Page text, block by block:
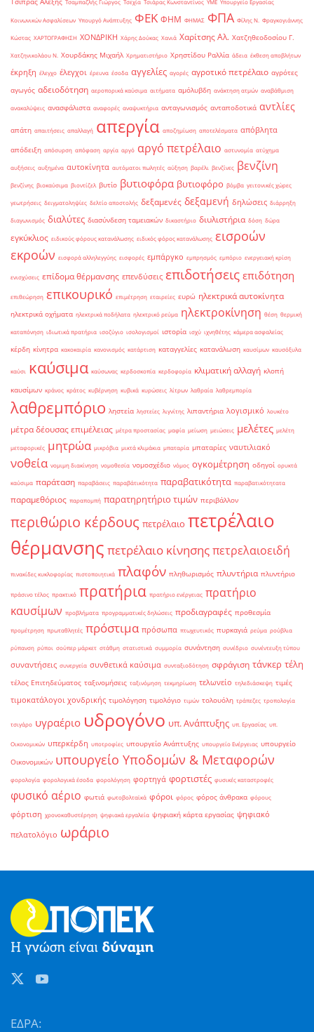
Τσαμπαζλής Γιώργος Τσεχία Τσιάρας Κωνσταντίνος ΥΜΕ Υπουργείο Εργασίας
Κοινωνικών Ασφαλίσεων Υπουργό Ανάπτυξης ΦΕΚ ΦΗΜ ΦΗΜΑΣ ΦΠΑ Φίλης Ν. Φραγκογιάννης
Κώστας ΧΑΡΤΟΓΡΑΦΗΣΗ ΧΟΝΔΡΙΚΗ Χάρης Δούκας Χανιά Χαρίτσης Αλ. Χατζηθεοδοσίου Γ.
Χατζηνικολάου Ν. Χουρδάκης Μιχαήλ Χρηματιστήριο Χρηστίδου Ραλλία άδεια έκθεση αποβλήτων
έκρηξη έλεγχο έλεγχοι έρευνα έσοδα αγγελίες αγορές αγροτικό πετρέλαιο αγρότες
αγωγός αδειοδότηση αεροπορικά καύσιμα αιτήματα αμόλυβδη ανάκτηση ατμών αναβάθμιση
ανακαλύψεις ανασφάλιστα αναφορές αναψυκτήρια ανταγωνισμός ανταποδοτικά αντλίες
απάτη απαιτήσεις απαλλαγή απεργία αποζημίωση αποτελέσματα απόβλητα
απόδειξη απόσυρση απόφαση αργία αργό αργό πετρέλαιο αστυνομία ατύχημα
αυξήσεις αυξημένα αυτοκίνητα αυτόματοι πωλητές αύξηση βαρέλι βενζίνες βενζίνη
βενζίνης βιοκαύσιμα βιοντίζελ βυτίο βυτιοφόρα βυτιοφόρο βόμβα γειτονικές χώρες
γεωτρήσεις δειγματοληψίες δελτίο αποστολής δεξαμενές δεξαμενή δηλώσεις διάρρηξη
διαγωνισμός διαλύτες διασύνδεση ταμειακών δικαστήριο διυλιστήρια δόση δώρα
εγκύκλιος ειδικούς φόρους κατανάλωσης ειδικός φόρος κατανάλωσης εισροών
εκροών εισφορά αλληλεγγύης εισφορές εμπάργκο εμπρησμός εμπόριο ενεργειακή κρίση
ενισχύσεις επίδομα θέρμανσης επενδύσεις επιδοτήσεις επιδότηση
επιθεώρηση επικουρικό επιμέτρηση εταιρείες ευρώ ηλεκτρικά αυτοκίνητα
ηλεκτρικά οχήματα ηλεκτρικά ποδήλατα ηλεκτρικό ρεύμα ηλεκτροκίνηση θέση θερμική
καταπόνηση ιδιωτικά πρατήρια ισοζύγιο ισολογισμοί ιστορία ισχύ ιχνηθέτης κάμερα ασφαλείας
κέρδη κίνητρα κακοκαιρία κανονισμός κατάρτιση καταγγελίες κατανάλωση καυσίμων καυσόξυλα
καύσι καύσιμα καύσωνας κερδοσκοπία κερδοφορία κλιματική αλλαγή κλοπή
καυσίμων κράνος κράτος κυβέρνηση κυβικά κυρώσεις λίτρων λαθραία λαθρεμπορία
λαθρεμπόριο ληστεία ληστείες λιγνίτης λιπαντήρια λογισμικό λουκέτο
μέτρα δέουσας επιμέλειας μέτρα προστασίας μαφία μείωση μειώσεις μελέτες μελέτη
μεταφορικές μητρώα μικρόβια μικτά κλιμάκια μπαταρία μπαταρίες ναυτιλιακό
νοθεία νομιμη διακίνηση νομοθεσία νομοσχέδιο νόμος ογκομέτρηση οδηγοί ορυκτά
καύσιμα παράταση παραβάσεις παραβάτικότητα παραβατικότητα παραβατικότητατα
παραμεθόριος παραπομπή παρατηρητήριο τιμών περιβάλλον
περιθώριο κέρδους πετρέλαιο πετρέλαιο
θέρμανσης πετρέλαιο κίνησηςπετρελαιοειδή
πινακίδες κυκλοφορίας πιστοποιητικά πλαφόν πληθωρισμός πλυντήρια πλυντήριο
πράσινο τέλος πρακτικό πρατήρια πρατήριο ενέργειας πρατήριο
καυσίμων προβλήματα προγραμματικές δηλώσεις προδιαγραφές προθεσμία
προμέτρηση πρωταθλητές πρόστιμα πρόσωπα πτωχευτικός πυρκαγιά ρεύμα ρούβλια
ρύπανση ρύποι σούπερ μάρκετ στάθμη στατιστικά συμμορία συνάντηση συνέδριο συνέντευξη τύπου
συναντήσεις συνεργεία συνθετικά καύσιμα συνταξιοδότηση σφράγιση τάνκερ τέλη
τέλος Επιτηδεύματος ταξινομήσεις ταξινόμηση τεκμηρίωση τελωνείο τηλεδιάσκεψη τιμές
τιμοκατάλογοι χονδρικής τιμολόγηση τιμολόγιο τιμών τολουόλη τράπεζες τροπολογία
τσιγάρο υγραέριο υδρογόνο υπ. Ανάπτυξης υπ. Εργασίας υπ.
Οικονομικών υπερκέρδη υποτροφίες υπουργείο Ανάπτυξης υπουργείο Ενέργειας υπουργείο
Οικονομικών υπουργείο Υποδομών & Μεταφορών
φορολογία φορολογικά έσοδα φορολόγηση φορτηγά φορτιστές φυσικές καταστροφές
φυσικό αέριο φωτιά φωτοβολταϊκά φόροι φόρος φόρος άνθρακα φόρους
φόρτιση χρονοκαθυστέρηση ψηφιακά εργαλεία ψηφιακή κάρτα εργασίας ψηφιακό
πελατολόγιο ωράριο
ΕΔΡΑ: